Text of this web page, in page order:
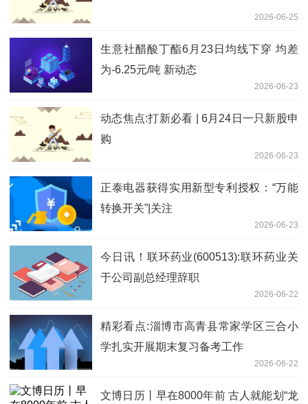
2026-06-25
生意社醋酸丁酯6月23日均线下穿 均差
为-6.25元/吨 新动态
2026-06-23
动态焦点:打新必看 | 6月24日一只新股申
购
2026-06-23
正泰电器获得实用新型专利授权：“万能
转换开关”|关注
2026-06-23
今日讯！联环药业(600513):联环药业关
于公司副总经理辞职
2026-06-22
精彩看点:淄博市高青县常家学区三合小
学扎实开展期末复习备考工作
2026-06-22
文博日历丨早在8000年前 古人就能划“龙